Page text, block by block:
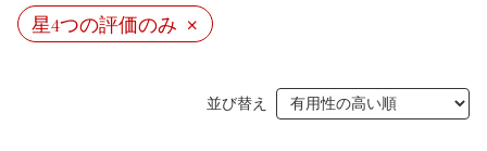
ビアンキュイカルテ
Bien Cuitについて パン屋になった人達
星4つの評価のみ ×
並び替え